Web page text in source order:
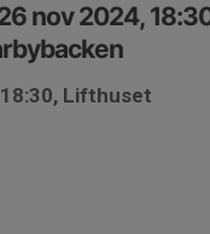
nov 2024,
Lifthuset